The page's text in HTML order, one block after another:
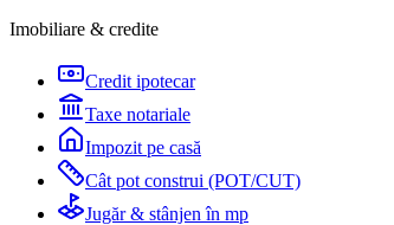
Imobiliare & credite
Credit ipotecar
Taxe notariale
Impozit pe casă
Cât pot construi (POT/CUT)
Jugăr & stânjen în mp